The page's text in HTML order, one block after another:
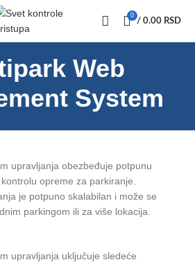
0
/ 0.00 RSD
Web
System
upravljanja obezbeđuje potpunu
opreme za parkiranje.
je potpuno skalabilan i može se
parkingom ili za više lokacija.
upravljanja uključuje sledeće